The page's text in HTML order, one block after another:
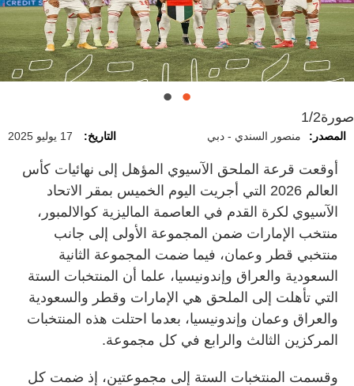
صورة1/2
المصدر: منصور السندي - دبي التاريخ: 17 يوليو 2025
أوقعت قرعة الملحق الآسيوي المؤهل إلى نهائيات كأس
العالم 2026 التي أجريت اليوم الخميس بمقر الاتحاد
الآسيوي لكرة القدم في العاصمة الماليزية كوالالمبور،
منتخب الإمارات ضمن المجموعة الأولى إلى جانب
منتخبي قطر وعمان، فيما ضمت المجموعة الثانية
السعودية والعراق وإندونيسيا، علما أن المنتخبات الستة
التي تأهلت إلى الملحق هي الإمارات وقطر والسعودية
والعراق وعمان وإندونيسيا، بعدما احتلت هذه المنتخبات
المركزين الثالث والرابع في كل مجموعة.
وقسمت المنتخبات الستة إلى مجموعتين، إذ ضمت كل